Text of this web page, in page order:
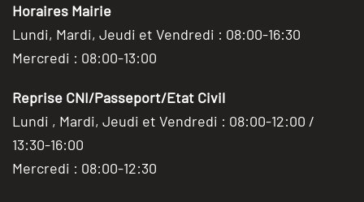
Horaires Mairie
Lundi, Mardi, Jeudi et Vendredi : 08:00-16:30
Mercredi : 08:00-13:00
Reprise CNI/Passeport/Etat Civil
Lundi , Mardi, Jeudi et Vendredi : 08:00-12:00 /
13:30-16:00
Mercredi : 08:00-12:30